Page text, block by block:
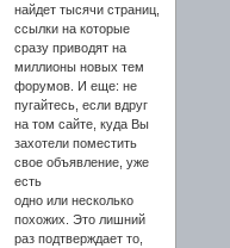
найдет тысячи страниц,
ссылки на которые
сразу приводят на
миллионы новых тем
форумов. И еще: не
пугайтесь, если вдруг
на том сайте, куда Вы
захотели поместить
свое объявление, уже
есть
одно или несколько
похожих. Это лишний
раз подтверждает то,